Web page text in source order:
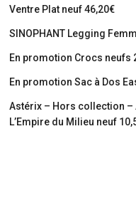
Ventre Plat neuf 46,20€
SINOPHANT Legging
En promotion Crocs neufs
En promotion Sac à Dos
Astérix – Hors collection
L’Empire du Milieu neuf